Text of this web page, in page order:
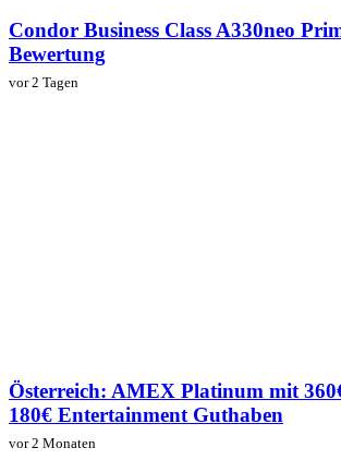
Condor Business Class A330neo
Bewertung
vor 2 Tagen
Österreich: AMEX Platinum mit
180€ Entertainment Guthaben
vor 2 Monaten